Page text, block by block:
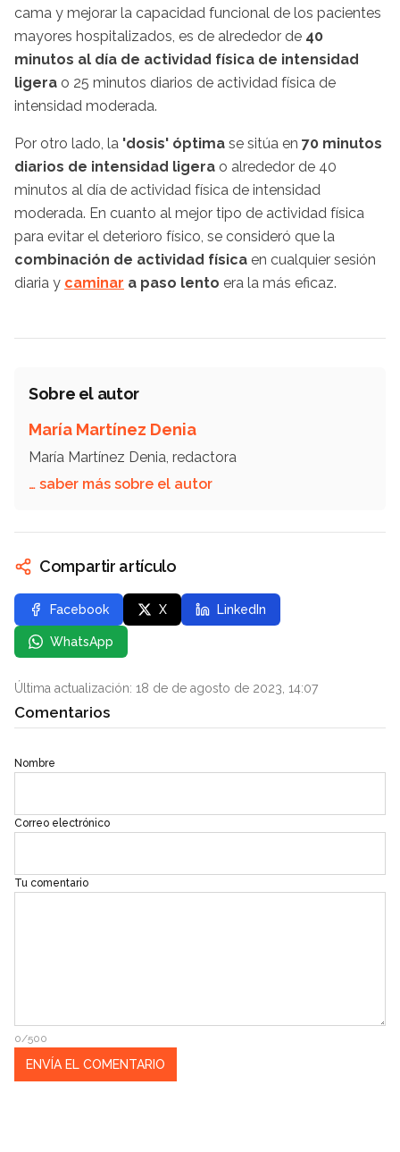
cama y mejorar la capacidad funcional de los pacientes
mayores hospitalizados, es de alrededor de 40
minutos al día de actividad física de intensidad
ligera o 25 minutos diarios de actividad física de
intensidad moderada.
Por otro lado, la 'dosis' óptima se sitúa en 70 minutos
diarios de intensidad ligera o alrededor de 40
minutos al día de actividad física de intensidad
moderada. En cuanto al mejor tipo de actividad física
para evitar el deterioro físico, se consideró que la
combinación de actividad física en cualquier sesión
diaria y caminar a paso lento era la más eficaz.
Sobre el autor
María Martínez Denia
María Martínez Denia, redactora
… saber más sobre el autor
Compartir artículo
Facebook X LinkedIn
WhatsApp
Última actualización: 18 de de agosto de 2023, 14:07
Comentarios
Nombre
Correo electrónico
Tu comentario
0/500